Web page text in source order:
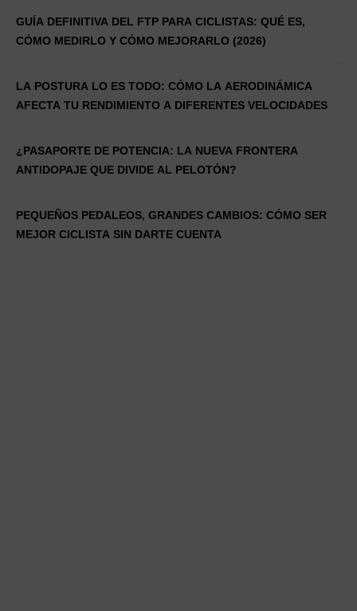
GUÍA DEFINITIVA DEL FTP PARA CICLISTAS: QUÉ ES,
CÓMO MEDIRLO Y CÓMO MEJORARLO (2026)
LA POSTURA LO ES TODO: CÓMO LA AERODINÁMICA
AFECTA TU RENDIMIENTO A DIFERENTES VELOCIDADES
¿PASAPORTE DE POTENCIA: LA NUEVA FRONTERA
ANTIDOPAJE QUE DIVIDE AL PELOTÓN?
PEQUEÑOS PEDALEOS, GRANDES CAMBIOS: CÓMO SER
MEJOR CICLISTA SIN DARTE CUENTA